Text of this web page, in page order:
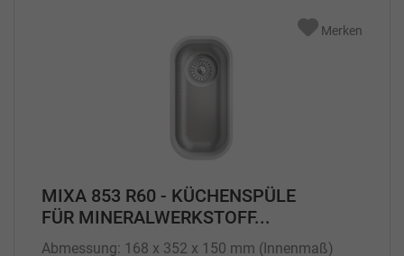
MIXA 853 R60 - KÜCHENSPÜLE
FÜR MINERALWERKSTOFF...
Abmessung: 168 x 352 x 150 mm (Innenmaß)
Merken